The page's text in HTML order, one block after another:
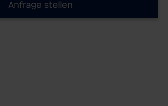
Anfrage stellen